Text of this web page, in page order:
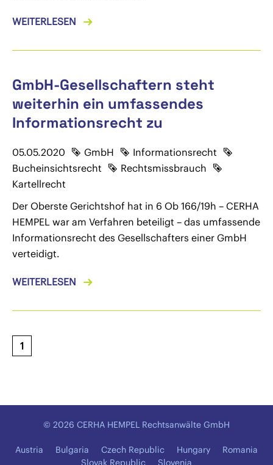
WEITERLESEN
GmbH-Gesellschaftern steht
weiterhin ein umfassendes
Informationsrecht zu
05.05.2020 GmbH
Informationsrecht
Bucheinsichtsrecht
Rechtsmissbrauch
Kartellrecht
Der Oberste Gerichtshof hat in 6 Ob 166/19h – CERHA
HEMPEL war am Verfahren beteiligt – das umfassende
Informationsrecht des Gesellschafters einer GmbH
verteidigt.
WEITERLESEN
1
© 2026 CERHA HEMPEL Rechtsanwälte GmbH
Austria Bulgaria Czech Republic Hungary
Romania
Slovak Republic
Slovenia